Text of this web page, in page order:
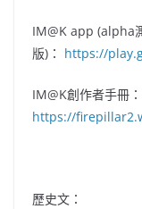
IM@K app (alpha
版)： https://
IM@K創作者手冊：
https://
歷史文：